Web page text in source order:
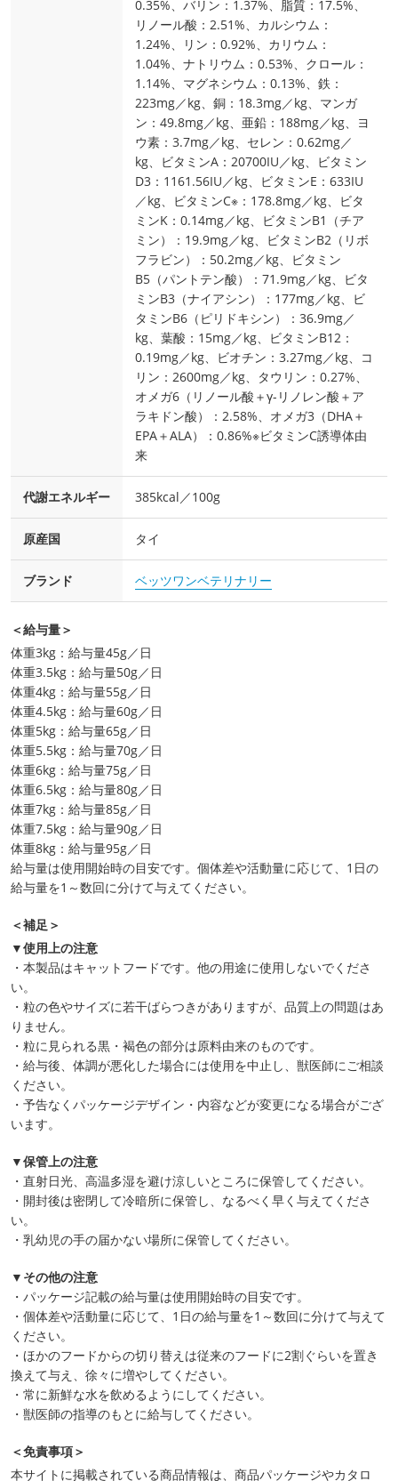
0.35%、バリン：1.37%、脂質：17.5%、
リノール酸：2.51%、カルシウム：
1.24%、リン：0.92%、カリウム：
1.04%、ナトリウム：0.53%、クロール：
1.14%、マグネシウム：0.13%、鉄：
223mg／kg、銅：18.3mg／kg、マンガ
ン：49.8mg／kg、亜鉛：188mg／kg、ヨ
ウ素：3.7mg／kg、セレン：0.62mg／
kg、ビタミンA：20700IU／kg、ビタミン
D3：1161.56IU／kg、ビタミンE：633IU
／kg、ビタミンC※：178.8mg／kg、ビタ
ミンK：0.14mg／kg、ビタミンB1（チア
ミン）：19.9mg／kg、ビタミンB2（リボ
フラビン）：50.2mg／kg、ビタミン
B5（パントテン酸）：71.9mg／kg、ビタ
ミンB3（ナイアシン）：177mg／kg、ビ
タミンB6（ピリドキシン）：36.9mg／
kg、葉酸：15mg／kg、ビタミンB12：
0.19mg／kg、ビオチン：3.27mg／kg、コ
リン：2600mg／kg、タウリン：0.27%、
オメガ6（リノール酸＋γ-リノレン酸＋ア
ラキドン酸）：2.58%、オメガ3（DHA＋
EPA＋ALA）：0.86%※ビタミンC誘導体由
来
代謝エネルギー 385kcal／100g
原産国 タイ
ブランド ベッツワンベテリナリー
＜給与量＞
体重3kg：給与量45g／日
体重3.5kg：給与量50g／日
体重4kg：給与量55g／日
体重4.5kg：給与量60g／日
体重5kg：給与量65g／日
体重5.5kg：給与量70g／日
体重6kg：給与量75g／日
体重6.5kg：給与量80g／日
体重7kg：給与量85g／日
体重7.5kg：給与量90g／日
体重8kg：給与量95g／日
給与量は使用開始時の目安です。個体差や活動量に応じて、1日の
給与量を1～数回に分けて与えてください。
＜補足＞
▼使用上の注意
・本製品はキャットフードです。他の用途に使用しないでくださ
い。
・粒の色やサイズに若干ばらつきがありますが、品質上の問題はあ
りません。
・粒に見られる黒・褐色の部分は原料由来のものです。
・給与後、体調が悪化した場合には使用を中止し、獣医師にご相談
ください。
・予告なくパッケージデザイン・内容などが変更になる場合がござ
います。
▼保管上の注意
・直射日光、高温多湿を避け涼しいところに保管してください。
・開封後は密閉して冷暗所に保管し、なるべく早く与えてくださ
い。
・乳幼児の手の届かない場所に保管してください。
▼その他の注意
・パッケージ記載の給与量は使用開始時の目安です。
・個体差や活動量に応じて、1日の給与量を1～数回に分けて与えて
ください。
・ほかのフードからの切り替えは従来のフードに2割ぐらいを置き
換えて与え、徐々に増やしてください。
・常に新鮮な水を飲めるようにしてください。
・獣医師の指導のもとに給与してください。
＜免責事項＞
本サイトに掲載されている商品情報は、商品パッケージやカタロ